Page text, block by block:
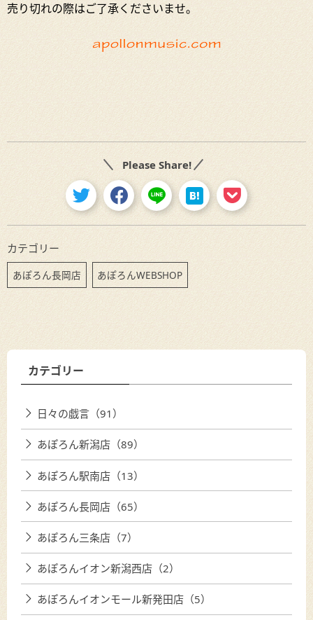
売り切れの際はご了承くださいませ。
Please Share!
カテゴリー
あぽろん長岡店 あぽろんWEBSHOP
カテゴリー
日々の戯言（91）
あぽろん新潟店（89）
あぽろん駅南店（13）
あぽろん長岡店（65）
あぽろん三条店（7）
あぽろんイオン新潟西店（2）
あぽろんイオンモール新発田店（5）